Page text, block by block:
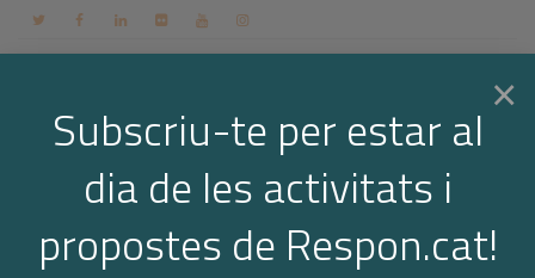
Contacte Espai membres Login CA
Arxiu per a l'etiqueta: notes
Home notes truqueu-nos al +34 93 677 1000 info@respon.cat
×
Subscriu-te per estar al
dia de les activitats i
propostes de Respon.cat!